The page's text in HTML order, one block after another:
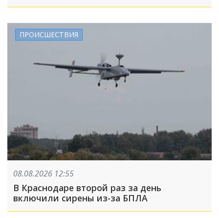
ПРОИСШЕСТВИЯ
08.08.2026 12:55
В Краснодаре второй раз за день
включили сирены из-за БПЛА